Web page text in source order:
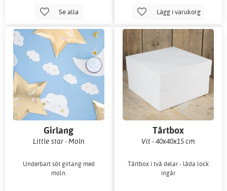
Se alla Lägg i varukorg
Girlang
Little star - Moln
Underbart söt girlang med
moln.
Tårtbox
Vit - 40x40x15 cm
Tårtbox i två delar - låda lock
ingår